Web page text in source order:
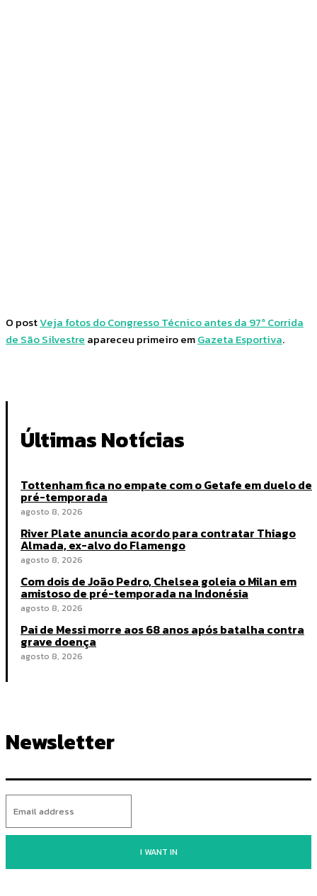
O postVeja fotos do Congresso Técnico antes da 97ª Corrida
de São Silvestre apareceu primeiro emGazeta Esportiva.
Últimas Notícias
Tottenham fica no empate com o Getafe em duelo de
pré-temporada
agosto 8, 2026
River Plate anuncia acordo para contratar Thiago
Almada, ex-alvo do Flamengo
agosto 8, 2026
Com dois de João Pedro, Chelsea goleia o Milan em
amistoso de pré-temporada na Indonésia
agosto 8, 2026
Pai de Messi morre aos 68 anos após batalha contra
grave doença
agosto 8, 2026
Newsletter
I WANT IN